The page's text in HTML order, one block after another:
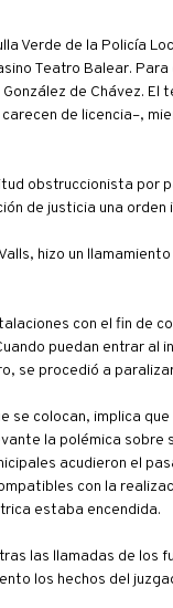
Verde de la Policía
Teatro Balear.
de Chávez.
de licencia–,
obstruccionista por
de justicia una
hizo un
con el fin de
puedan entrar
se procedió a
se colocan, implica
la polémica
acudieron el
con la
estaba encendida.
las llamadas de
los hechos del